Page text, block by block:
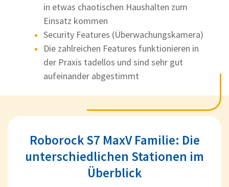
in etwas chaotischen Haushalten zum
Einsatz kommen
Security Features (Überwachungskamera)
Die zahlreichen Features funktionieren in
der Praxis tadellos und sind sehr gut
aufeinander abgestimmt
Roborock S7 MaxV Familie: Die
unterschiedlichen Stationen im
Überblick